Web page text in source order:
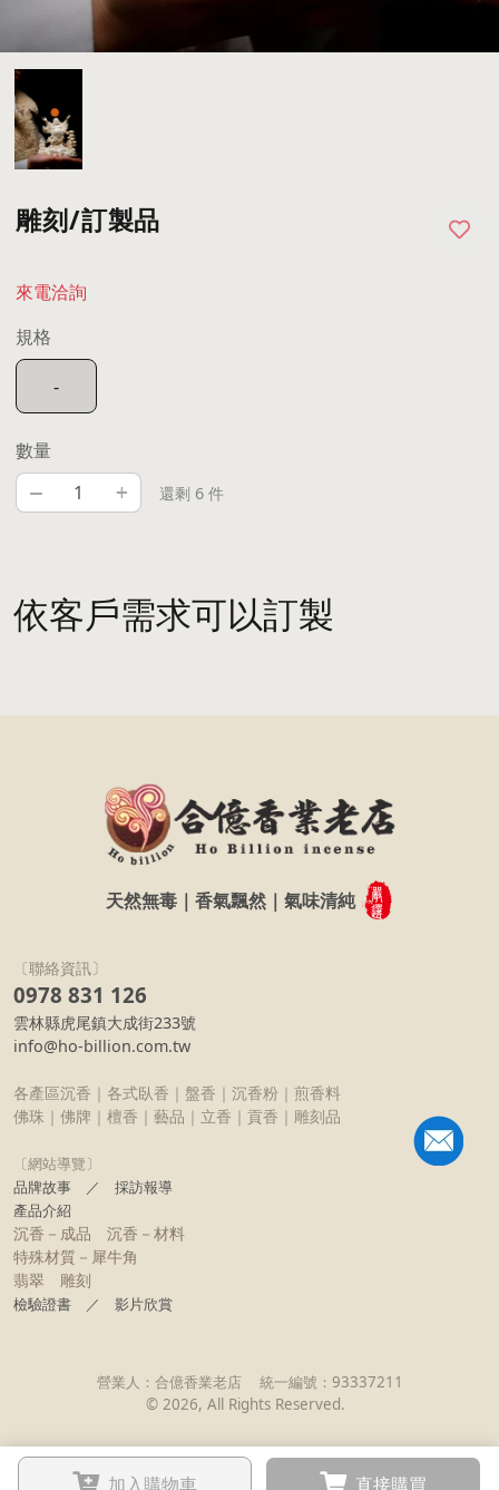
雕刻/訂製品
來電洽詢
規格
-
數量
– + 還剩 6 件
加入購物車 直接購買
依客戶需求可以訂製
天然無毒｜香氣飄然｜氣味清純
〔聯絡資訊〕
0978 831 126
雲林縣虎尾鎮大成街233號
info@ho-billion.com.tw
各產區沉香｜各式臥香｜盤香｜沉香粉｜煎香料
佛珠｜佛牌｜檀香｜藝品｜立香｜貢香｜雕刻品
〔網站導覽〕
品牌故事 ／ 採訪報導
產品介紹
沉香－成品
沉香－材料
特殊材質－犀牛角
翡翠
雕刻
檢驗證書 ／ 影片欣賞
營業人： 合億香業老店 統一編號： 93337211
© 2026, All Rights Reserved.